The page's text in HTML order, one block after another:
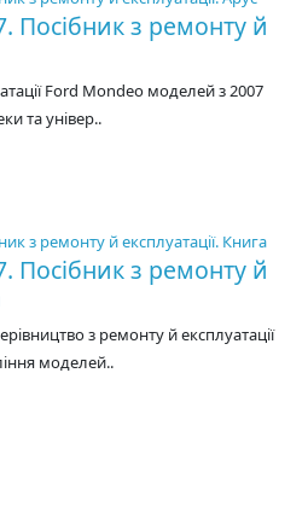
Посібник з ремонту й
Ford Mondeo моделей з 2007
та універ..
Посібник з ремонту й
з ремонту й експлуатації
моделей..